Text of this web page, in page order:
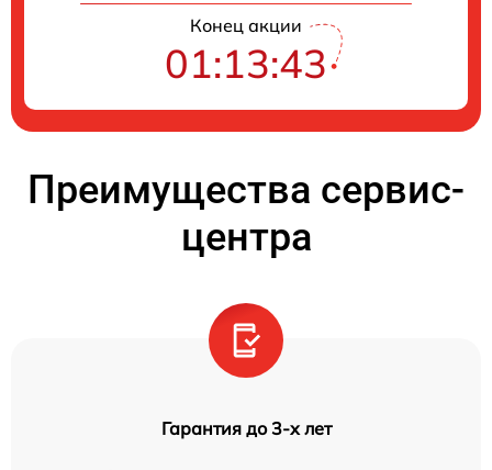
Конец акции
01:13:42
Преимущества сервис-
центра
Гарантия до 3-х лет